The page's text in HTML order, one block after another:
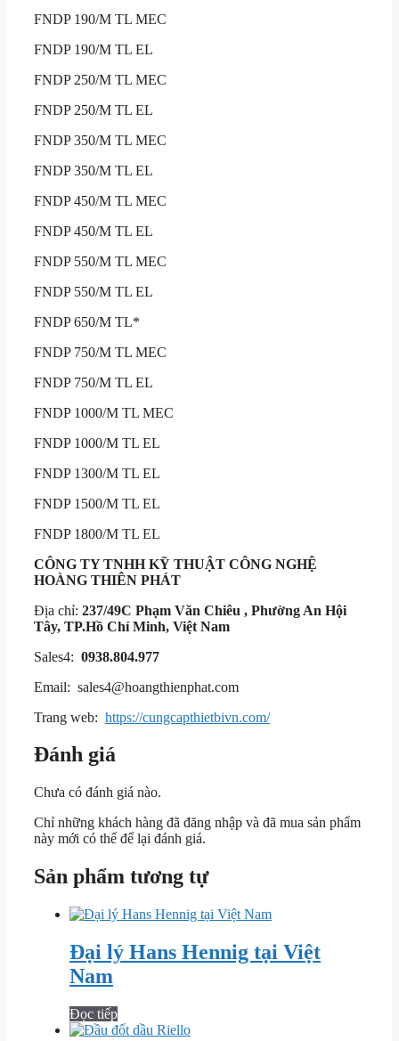
FNDP 190/M TL MEC
FNDP 190/M TL EL
FNDP 250/M TL MEC
FNDP 250/M TL EL
FNDP 350/M TL MEC
FNDP 350/M TL EL
FNDP 450/M TL MEC
FNDP 450/M TL EL
FNDP 550/M TL MEC
FNDP 550/M TL EL
FNDP 650/M TL*
FNDP 750/M TL MEC
FNDP 750/M TL EL
FNDP 1000/M TL MEC
FNDP 1000/M TL EL
FNDP 1300/M TL EL
FNDP 1500/M TL EL
FNDP 1800/M TL EL
CÔNG TY TNHH KỸ THUẬT CÔNG NGHỆ
HOÀNG THIÊN PHÁT
Địa chỉ: 237/49C Phạm Văn Chiêu , Phường An Hội
Tây, TP.Hồ Chí Minh, Việt Nam
Sales4: 0938.804.977
Email: sales4@hoangthienphat.com
Trang web: https://cungcapthietbivn.com/
Đánh giá
Chưa có đánh giá nào.
Chỉ những khách hàng đã đăng nhập và đã mua sản phẩm
này mới có thể để lại đánh giá.
Sản phẩm tương tự
Đại lý Hans Hennig tại Việt
Nam
Đọc tiếp